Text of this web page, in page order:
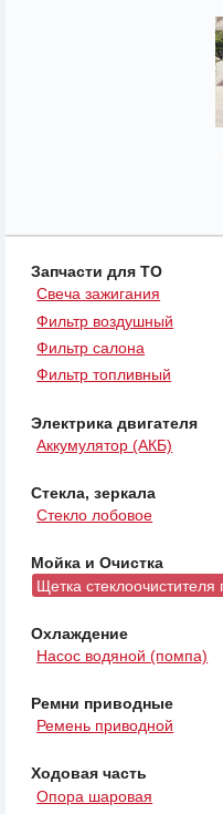
Запчасти для ТО
Свеча зажигания
Фильтр воздушный
Фильтр салона
Фильтр топливный
Электрика двигателя
Аккумулятор (АКБ)
Стекла, зеркала
Стекло лобовое
Мойка и Очистка
Щетка стеклоочистителя
Охлаждение
Насос водяной (помпа)
Ремни приводные
Ремень приводной
Ходовая часть
Опора шаровая